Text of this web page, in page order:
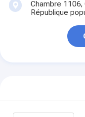
Chambre 1106,
République